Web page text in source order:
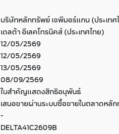
บริษัทหลักทรัพย์ เจพีมอร์แกน (ประเท
เดลต้า อีเลคโทรนิคส์ (ประเทศไทย)
12/05/2569
12/05/2569
13/05/2569
08/09/2569
ใบสำคัญแสดงสิทธิอนุพันธ์
เสนอขายผ่านระบบซื้อขายในตลาดหลั
-
DELTA41C2609B